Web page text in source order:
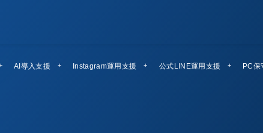
AI導入支援 Instagram運用支援 公式LINE運用支援 PC保
リモ